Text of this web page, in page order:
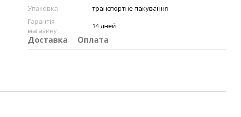
Упаковка
транспортне пакування
Гарантія
магазину
14 дней
Доставка Оплата